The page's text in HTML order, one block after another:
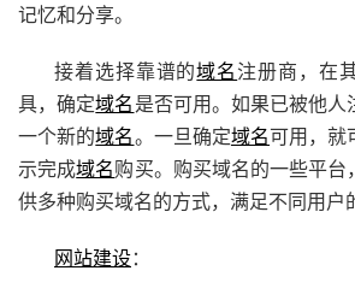
记忆和分享。
接着选择靠谱的域名 注册商，在
具，确定域名 是否可用。如果已被他
一个新的域名。一旦确定域名可用，就
示完成域名购买。购买域名的一些平台
供多种购买域名的方式，满足不同用户
网站建设：